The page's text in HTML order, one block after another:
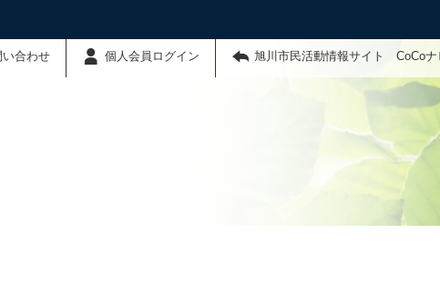
い合わせ 個人会員ログイン 旭川市民活動情報サイト CoCoナ